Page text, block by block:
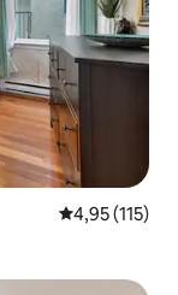
Średnia
4,95 (115)